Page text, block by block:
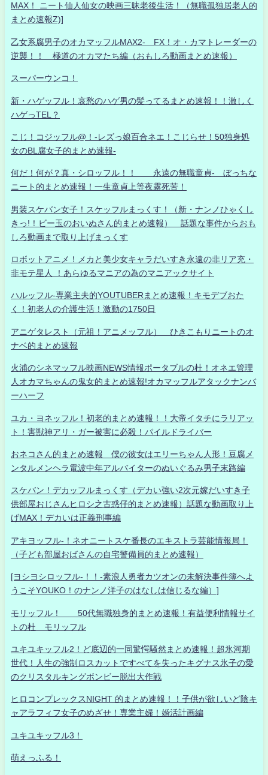
MAX！ ニート仙人仙女の映画三昧老後生活！（無職孤独居老人的
まとめ速報Z)]
乙女系腐男子のオカマッフルMAX2- FX！オ・カマトレーダーの
逆襲！！ 極道のオカマたち編（おもしろ動画まとめ速報）
スーパーウンコ！
新・ハゲッフル！哀愁のハゲ男の髪ってるまとめ速報！！激しく
ハゲっTEL？
こじ！コジッフル@！-レズっ娘百合ネエ！こじらせ！50独身処
女のBL腐女子的まとめ速報-
何だ！何が？真・シロッフル！！ 永遠の無職童貞- ぼっちな
ニート的まとめ速報！一生童貞上等夜露死苦！
男装スケバン女子！スケッフルまっくす！（新・ナンノひゃくし
きっ!！ビー玉のおいぬさん的まとめ速報） 話題な事件からおも
しろ動画まで取り上げまっくす
ロボットアニメ！メカと美少女キャラだいすき永遠の非リア充・
非モテ星人 ！あらゆるマニアの為のマニアックサイト
ハルッフル-専業主夫的YOUTUBERまとめ速報！キモデブおた
く！初老人の介護生活！激動の1750日
アニゲタレスト（元祖！アニメッフル） ひきこもりニートのオ
ナベ的まとめ速報
火浦のシネマッフル映画NEWS情報ポータブルの杜！オネエ管理
人オカマちゃんの鬼女的まとめ速報!オカマッフルアタックナンバ
ーハーフ
ユカ・ヨネッフル！初老的まとめ速報！！大帝イタチにラリアッ
ト！害獣神アリ・ガー被害に必殺！パイルドライバー
おネコさん的まとめ速報 僕の彼女はエリーちゃん人形！豆腐メ
ンタルメンヘラ電波中年アルバイターのぬいぐるみ男子末路編
スケバン！デカッフルまっくす（デカい強い2次元嫁だいすき子
供部屋おじさんヒロシ之古惑仔的まとめ速報）話題な動画取り上
げMAX！デカいは正義刑事編
アキヨッフル-！ネオニートスケ番長のエキストラ芸能情報局！
（子ども部屋おばさんの自宅警備員的まとめ速報）
[ヨシヨシロッフル-！！-素浪人勇者カツオンの未解決事件簿へよ
うこそYOUKO！のナンノ洋子のはなしは信じるな編）]
モリッフル！ 50代無職独身的まとめ速報！有益便利情報サイ
トの杜 モリッフル
ユキユキッフル2！ど底辺的一同驚愕騒然まとめ速報！超氷河期
世代！人生の強制ロスカットですべてを失ったキグナス氷子の愛
のクリスタルキングボンビー脱出大作戦
ヒロコンプレックスNIGHT 的まとめ速報！！子供が欲しいど陰キ
ャアラフィフ女子のめざせ！専業主婦！婚活計画編
ユキユキッフル3！
萌えっふる！